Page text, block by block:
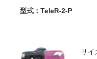
型式：TeleR-2-P
サイ